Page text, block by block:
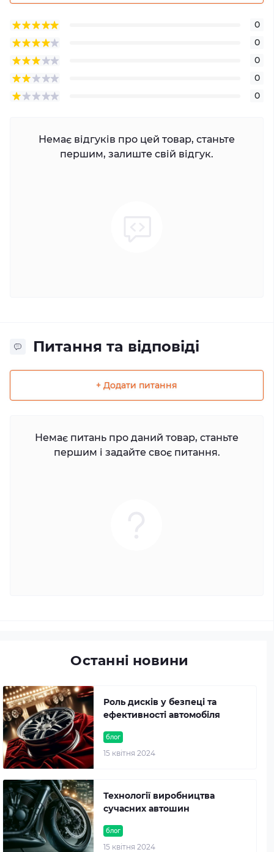
0
0
0
0
0
Немає відгуків про цей товар, станьте
першим, залиште свій відгук.
Питання та відповіді
+ Додати питання
Немає питань про даний товар, станьте
першим і задайте своє питання.
Останні новини
блог
15 квітня 2024
Роль дисків у безпеці та
ефективності автомобіля
блог
15 квітня 2024
Технології виробництва
сучасних автошин